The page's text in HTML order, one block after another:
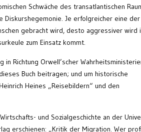
Schwäche des transatlantischen
Je erfolgreicher eine der
gebracht wird, desto aggressiver wird
zum Einsatz kommt.
Richtung Orwell’scher
Buch beitragen; und um historische
Heines „Reisebildern“ und den
und Sozialgeschichte an der
erschienen: „Kritik der Migration. Wer